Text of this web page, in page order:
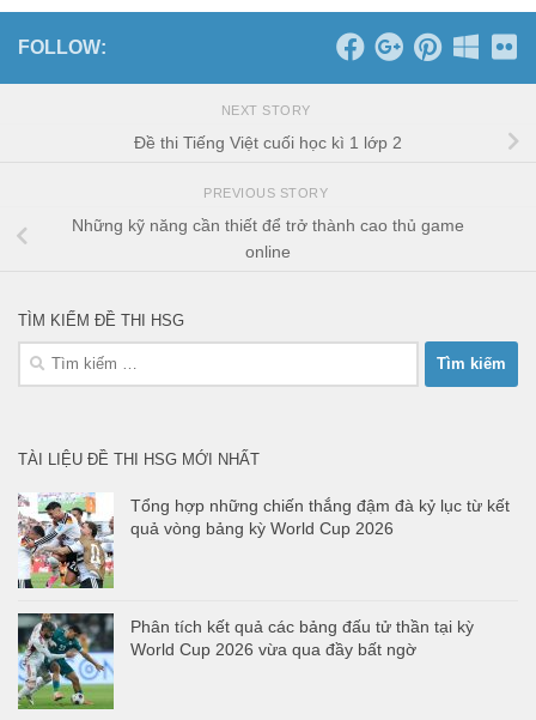
FOLLOW:
NEXT STORY
Đề thi Tiếng Việt cuối học kì 1 lớp 2
PREVIOUS STORY
Những kỹ năng cần thiết để trở thành cao thủ game
online
TÌM KIẾM ĐỀ THI HSG
Tìm
TÀI LIỆU ĐỀ THI HSG MỚI NHẤT
Tổng hợp những chiến thắng đậm đà kỷ lục từ kết
quả vòng bảng kỳ World Cup 2026
Phân tích kết quả các bảng đấu tử thần tại kỳ
World Cup 2026 vừa qua đầy bất ngờ